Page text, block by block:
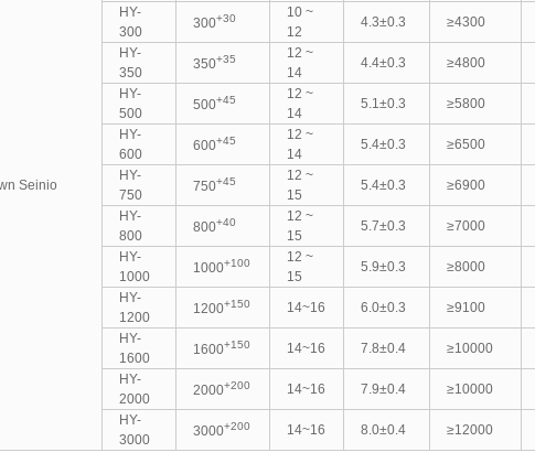
Seinio
HY-
300
300+30
10 ~
12
4.3±0.3 ≥4300
HY-
350
350+35
12 ~
14
4.4±0.3 ≥4800
HY-
500
500+45
12 ~
14
5.1±0.3 ≥5800
HY-
600
600+45
12 ~
14
5.4±0.3 ≥6500
HY-
750
750+45
12 ~
15
5.4±0.3 ≥6900
HY-
800
800+40
12 ~
15
5.7±0.3 ≥7000
HY-
1000
1000+100
12 ~
15
5.9±0.3 ≥8000
HY-
1200
1200+150 14~16 6.0±0.3 ≥9100
HY-
1600
1600+150 14~16 7.8±0.4 ≥10000
HY-
2000
2000+200 14~16 7.9±0.4 ≥10000
HY-
3000
3000+200 14~16 8.0±0.4 ≥12000